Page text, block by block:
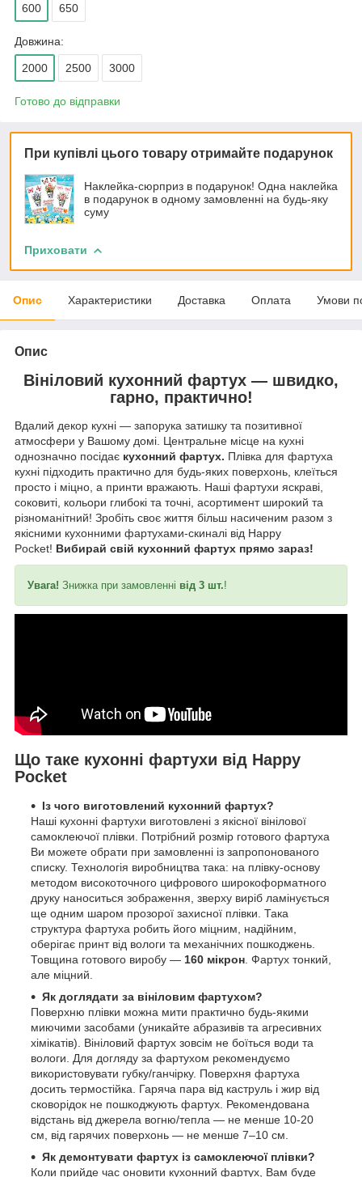
600 650
Довжина:
2000 2500 3000
Готово до відправки
При купівлі цього товару отримайте подарунок
Наклейка-сюрприз в подарунок! Одна наклейка
в подарунок в одному замовленні на будь-яку
суму
Приховати
Опис Характеристики Доставка Оплата Умови
Опис
Вініловий кухонний фартух — швидко,
гарно, практично!
Вдалий декор кухні — запорука затишку та позитивної
атмосфери у Вашому домі. Центральне місце на кухні
однозначно посідає кухонний фартух. Плівка для фартуха
кухні підходить практично для будь-яких поверхонь, клеїться
просто і міцно, а принти вражають. Наші фартухи яскраві,
соковиті, кольори глибокі та точні, асортимент широкий та
різноманітний! Зробіть своє життя більш насиченим разом з
якісними кухонними фартухами-скиналі від Happy
Pocket! Вибирай свій кухонний фартух прямо зараз!
Увага! Знижка при замовленні від 3 шт.!
Що таке кухонні фартухи від Happy
Pocket
Із чого виготовлений кухонний фартух?
Наші кухонні фартухи виготовлені з якісної вінілової
самоклеючої плівки. Потрібний розмір готового фартуха
Ви можете обрати при замовленні із запропонованого
списку. Технологія виробництва така: на плівку-основу
методом високоточного цифрового широкоформатного
друку наноситься зображення, зверху виріб ламінується
ще одним шаром прозорої захисної плівки. Така
структура фартуха робить його міцним, надійним,
оберігає принт від вологи та механічних пошкоджень.
Товщина готового виробу — 160 мікрон . Фартух тонкий,
але міцний.
Як доглядати за вініловим фартухом?
Поверхню плівки можна мити практично будь-якими
миючими засобами (уникайте абразивів та агресивних
хімікатів). Вініловий фартух зовсім не боїться води та
вологи. Для догляду за фартухом рекомендуємо
використовувати губку/ганчірку. Поверхня фартуха
досить термостійка. Гаряча пара від каструль і жир від
сковорідок не пошкоджують фартух. Рекомендована
відстань від джерела вогню/тепла — не менше 10-20
см, від гарячих поверхонь — не менше 7–10 см.
Як демонтувати фартух із самоклеючої плівки?
Коли прийде час оновити кухонний фартух, Вам буде